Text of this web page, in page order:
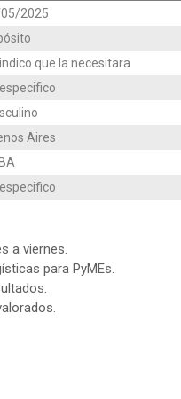
2025
que la necesitara
Aires
a viernes.
para PyMEs.